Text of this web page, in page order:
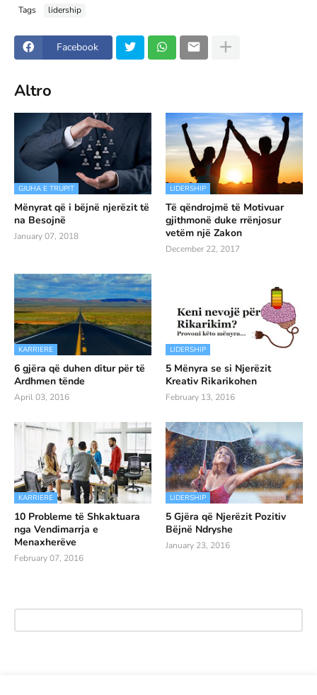
Tags lidership
Facebook
Altro
GJUHA E TRUPIT
Mënyrat që i bëjnë njerëzit të
na Besojnë
January 07, 2018
LIDERSHIP
Të qëndrojmë të Motivuar
gjithmonë duke rrënjosur
vetëm një Zakon
December 22, 2017
KARRIERE
6 gjëra që duhen ditur për të
Ardhmen tënde
April 03, 2016
LIDERSHIP
5 Mënyra se si Njerëzit
Kreativ Rikarikohen
February 13, 2016
KARRIERE
10 Probleme të Shkaktuara
nga Vendimarrja e
Menaxherëve
February 07, 2016
LIDERSHIP
5 Gjëra që Njerëzit Pozitiv
Bëjnë Ndryshe
January 23, 2016